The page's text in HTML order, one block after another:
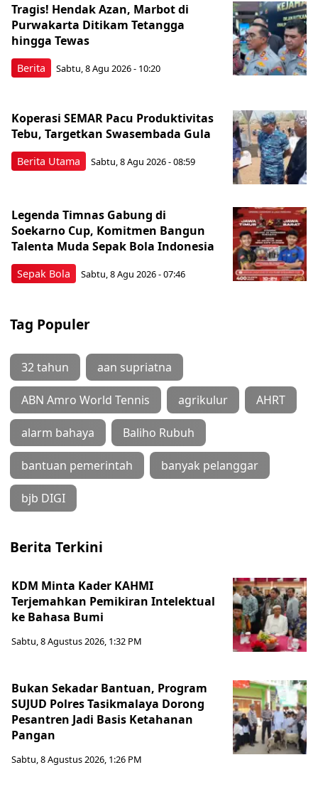
Berita
Tragis! Hendak Azan, Marbot di
Purwakarta Ditikam Tetangga
hingga Tewas
Sabtu, 8 Agu 2026 - 10:20
Berita Utama
Koperasi SEMAR Pacu Produktivitas
Tebu, Targetkan Swasembada Gula
Sabtu, 8 Agu 2026 - 08:59
Sepak Bola
Legenda Timnas Gabung di
Soekarno Cup, Komitmen Bangun
Talenta Muda Sepak Bola Indonesia
Sabtu, 8 Agu 2026 - 07:46
Tag Populer
32 tahun aan supriatna
ABN Amro World Tennis agrikulur AHRT
alarm bahaya Baliho Rubuh
bantuan pemerintah banyak pelanggar
bjb DIGI
Berita Terkini
KDM Minta Kader KAHMI
Terjemahkan Pemikiran Intelektual
ke Bahasa Bumi
Sabtu, 8 Agustus 2026, 1:32 PM
Bukan Sekadar Bantuan, Program
SUJUD Polres Tasikmalaya Dorong
Pesantren Jadi Basis Ketahanan
Pangan
Sabtu, 8 Agustus 2026, 1:26 PM